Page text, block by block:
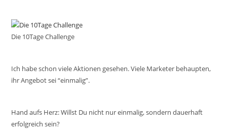
Die 10Tage Challenge
Ich habe schon viele Aktionen gesehen. Viele Marketer behaupten,
ihr Angebot sei “einmalig”.
Hand aufs Herz: Willst Du nicht nur einmalig, sondern dauerhaft
erfolgreich sein?